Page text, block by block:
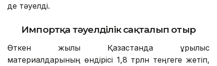
де тәуелді.
Импортқа тәуелділік сақталып отыр
Өткен жылы Қазақстанда құрылыс
материалдарының өндірісі 1,8 трлн теңгеге жетіп,